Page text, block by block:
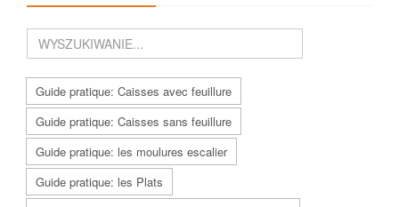
Guide pratique: Caisses avec feuillure
Guide pratique: Caisses sans feuillure
Guide pratique: les moulures escalier
Guide pratique: les Plats